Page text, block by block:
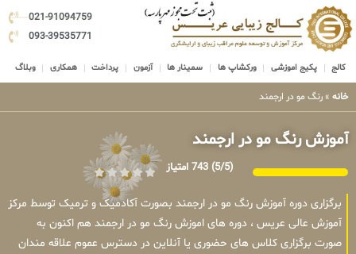
021-91094759
093-39535771
کالج پکیج اموزشی ورکشاپ ها سمینار ها آزمون پرداخت همکاری وبلاگ
خانه » رنگ مو در ارجمند
آموزش رنگ مو در ارجمند
(5/5) 743 امتیاز
برگزاری دوره آموزش رنگ مو در ارجمند بصورت آکادمیک و ترمیک توسط مرکز
آموزش عالی عریس ، دوره های اموزش رنگ مو در ارجمند هم اکنون به
صورت برگزاری کلاس های حضوری یا آنلاین در دسترس عموم علاقه مندان